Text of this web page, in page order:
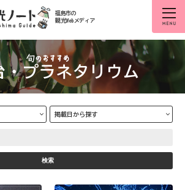
福島市の
観光Webメディア
・プラネタリウム
掲載日から探す
検索